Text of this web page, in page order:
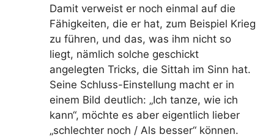
Damit verweist er noch einmal auf die
Fähigkeiten, die er hat, zum Beispiel Krieg
zu führen, und das, was ihm nicht so
liegt, nämlich solche geschickt
angelegten Tricks, die Sittah im Sinn hat.
Seine Schluss-Einstellung macht er in
einem Bild deutlich: „Ich tanze, wie ich
kann“, möchte es aber eigentlich lieber
„schlechter noch / Als besser“ können.